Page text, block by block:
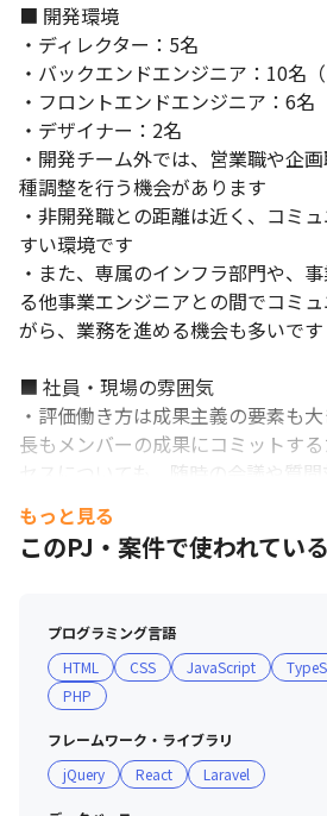
働きやすい環境を整えています。
■ 開発環境
・ディレクター：5名
・バックエンドエンジニア：10名
・フロントエンドエンジニア：6名
・デザイナー：2名
・開発チーム外では、営業職や企
種調整を⾏う機会があります
・⾮開発職との距離は近く、コミ
すい環境です
・また、専属のインフラ部⾨や、
る他事業エンジニアとの間でコミ
がら、業務を進める機会も多いです
■ 社員・現場の雰囲気
・評価働き方は成果主義の要素も
長もメンバーの成果にコミットす
セスについても、随時の会議や質問
手厚くサポートしています
・開発/分析環境がかなりモダンで
的に処理するデータ基盤やクラウド
導入している技術のスキルアップ
いる技術のトレーニングなど、会
＜募集背景＞
DMMは今後も積極的なサービスの
ため、新規サービスの立ち上げ支
もっと見る
このPJ・案件で使われてい
プログラミング言語
HTML
CSS JavaScript
PHP
フレームワーク・ライブラリ
jQuery
React Laravel